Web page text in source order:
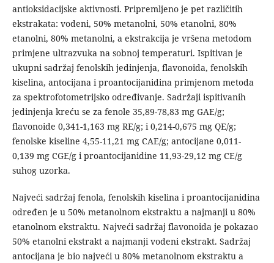
antioksidacijske aktivnosti. Pripremljeno je pet različitih
ekstrakata: vodeni, 50% metanolni, 50% etanolni, 80%
etanolni, 80% metanolni, a ekstrakcija je vršena metodom
primjene ultrazvuka na sobnoj temperaturi. Ispitivan je
ukupni sadržaj fenolskih jedinjenja, flavonoida, fenolskih
kiselina, antocijana i proantocijanidina primjenom metoda
za spektrofotometrijsko određivanje. Sadržaji ispitivanih
jedinjenja kreću se za fenole 35,89-78,83 mg GAE/g;
flavonoide 0,341-1,163 mg RE/g; i 0,214-0,675 mg QE/g;
fenolske kiseline 4,55-11,21 mg CAE/g; antocijane 0,011-
0,139 mg CGE/g i proantocijanidine 11,93-29,12 mg CE/g
suhog uzorka.
Najveći sadržaj fenola, fenolskih kiselina i proantocijanidina
određen je u 50% metanolnom ekstraktu a najmanji u 80%
etanolnom ekstraktu. Najveći sadržaj flavonoida je pokazao
50% etanolni ekstrakt a najmanji vodeni ekstrakt. Sadržaj
antocijana je bio najveći u 80% metanolnom ekstraktu a